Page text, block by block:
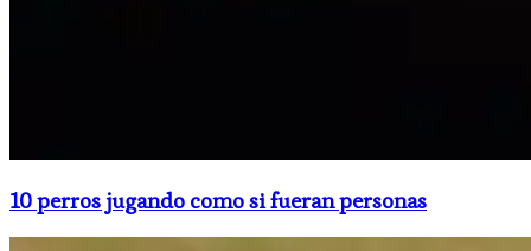
10 perros jugando como si fueran personas